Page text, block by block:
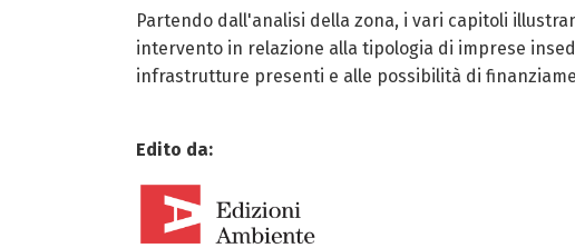
Partendo dall'analisi della zona, i vari capitoli
intervento in relazione alla tipologia di imprese
infrastrutture presenti e alle possibilità di
Edito da: